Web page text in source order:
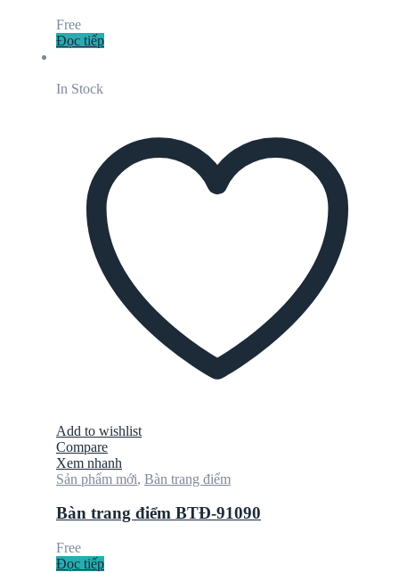
Free
Đọc tiếp
In Stock
Add to wishlist
Compare
Xem nhanh
Sản phẩm mới, Bàn trang điểm
Bàn trang điểm BTĐ-91090
Free
Đọc tiếp